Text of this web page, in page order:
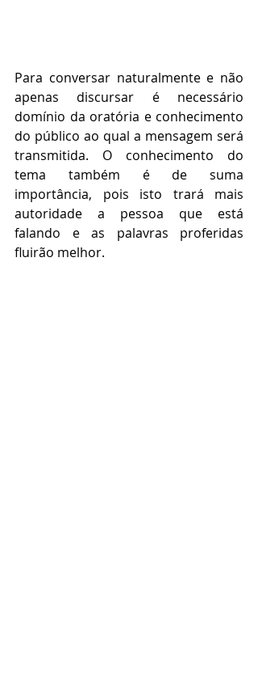
Para conversar naturalmente e não
apenas discursar é necessário
domínio da oratória e conhecimento
do público ao qual a mensagem será
transmitida. O conhecimento do
tema também é de suma
importância, pois isto trará mais
autoridade a pessoa que está
falando e as palavras proferidas
fluirão melhor.